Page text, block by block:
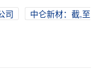
司
中仑新材：截,至